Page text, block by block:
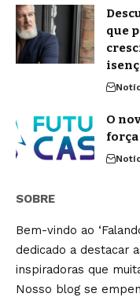
que
O
força
SOBRE
Bem-vindo ao
dedicado a destacar
inspiradoras que
Nosso blog se